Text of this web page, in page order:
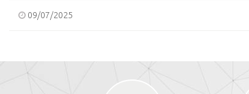
09/07/2025